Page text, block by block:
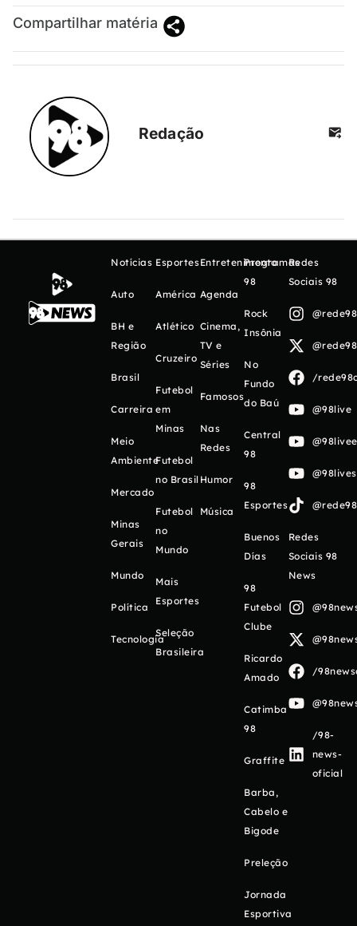
Compartilhar matéria
Redação
Notícias
Auto
BH e
Região
Brasil
Carreira
Meio
Ambiente
Mercado
Minas
Gerais
Mundo
Política
Tecnologia
Esportes
América
Atlético
Cruzeiro
Futebol
em
Minas
Futebol
no Brasil
Futebol
no
Mundo
Mais
Esportes
Seleção
Brasileira
Entretenimento
Agenda
Cinema,
TV e
Séries
Famosos
Nas
Redes
Humor
Música
Programas
98
Rock
Insônia
No
Fundo
do Baú
Central
98
98
Esportes
Buenos
Días
98
Futebol
Clube
Ricardo
Amado
Catimba
98
Graffite
Barba,
Cabelo e
Bigode
Preleção
Jornada
Esportiva
Redes
Sociais 98
/
@98live
Redes
Sociais 98
News
/
/98-
news-
oficial